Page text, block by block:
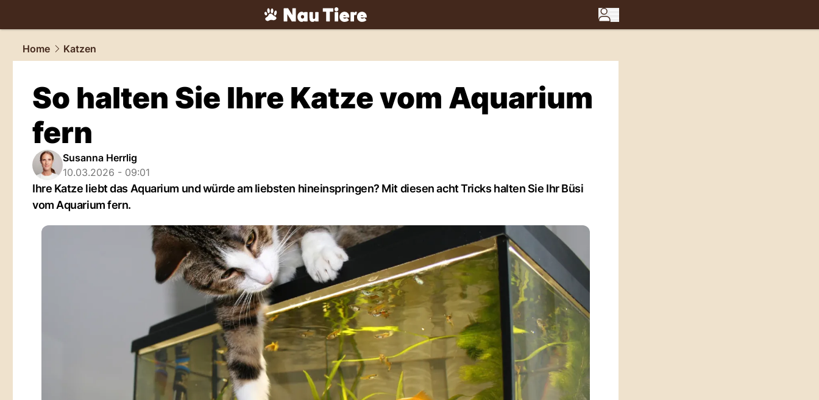
tiere.NAU.ch
Home
Katzen
So halten Sie Ihre Katze vom Aquarium
fern
Susanna Herrlig
10.03.2026 - 09:01
Ihre Katze liebt das Aquarium und würde am liebsten hineinspringen? Mit diesen acht Tricks halten Sie Ihr Büsi
vom Aquarium fern.